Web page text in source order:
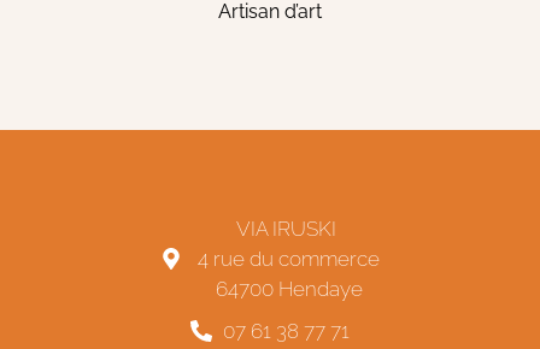
Artisan d’art
VIA IRUSKI
4 rue du commerce
64700 Hendaye
07 61 38 77 71